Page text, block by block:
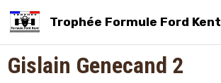
Trophée Formule Ford Kent
Gislain Genecand 2